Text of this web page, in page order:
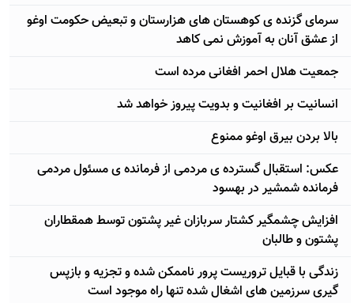
سرمای گزنده ی کوهستان های هزارستان و تبعیض حکومت اوغو
از عشق آنان به آموزش نمی کاهد
جمعیت هلال احمر افغانی مرده است
انسانیت بر افغانیت و بدویت پیروز خواهد شد
بالا بردن بیرق اوغو ممنوع
عکس: استقبال گسترده ی مردمی از فرمانده ی مسئول مردمی
فرمانده شمشیر در بهسود
افزایش چشمگیر کشتار سربازان غیر پشتون توسط همقطاران
پشتون و طالبان
زندگی با قبایل تروریست پرور ناممکن شده و تجزیه و بازپس
گیری سرزمین های اشغال شده تنها راه موجود است